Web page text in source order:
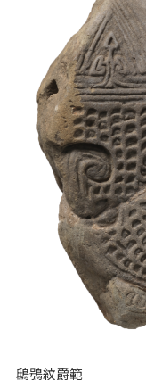
鴟鴞紋爵範